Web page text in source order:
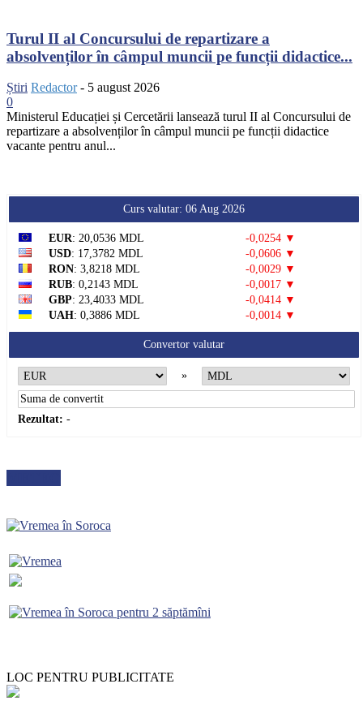
Turul II al Concursului de repartizare a
absolvenților în câmpul muncii pe funcții didactice...
Știri Redactor - 5 august 2026
0
Ministerul Educației și Cercetării lansează turul II al Concursului de
repartizare a absolvenților în câmpul muncii pe funcții didactice
vacante pentru anul...
Curs valutar: 06 Aug 2026
EUR: 20,0536 MDL
-0,0254 ▼
USD: 17,3782 MDL
-0,0606 ▼
RON: 3,8218 MDL
-0,0029 ▼
RUB: 0,2143 MDL
-0,0017 ▼
GBP: 23,4033 MDL
-0,0414 ▼
UAH: 0,3886 MDL -0,0014 ▼
Convertor valutar
»
Rezultat: -
LOC PENTRU PUBLICITATE